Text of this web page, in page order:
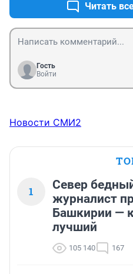
Читать
Гость
Войти
Новости СМИ2
1
Север
журналист
Башкирии —
лучший
105 140 167